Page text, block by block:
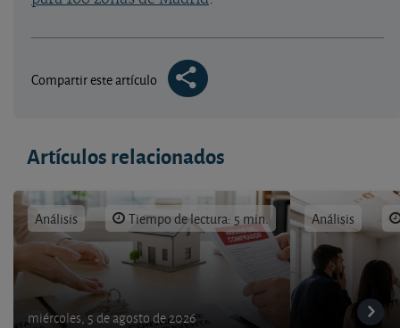
Compartir este artículo
Artículos relacionados
Análisis Tiempo de lectura: 5 min.
miércoles, 5 de agosto de 2026
Análisis